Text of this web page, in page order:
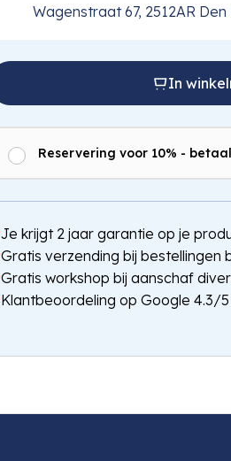
Wagenstraat 67, 2512AR
In
Reservering voor 10% -
Je krijgt 2 jaar garantie op je
Gratis verzending bij bestellingen
Gratis workshop bij aanschaf
Klantbeoordeling op Google 4.3/5